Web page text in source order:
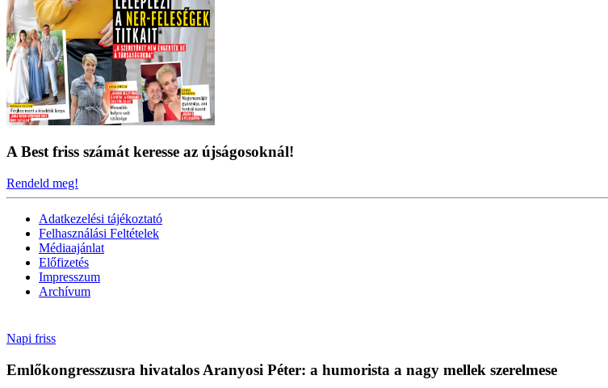
A Best friss számát keresse az újságosoknál!
Rendeld meg!
Adatkezelési tájékoztató
Felhasználási Feltételek
Médiaajánlat
Előfizetés
Impresszum
Archívum
Napi friss
Emlőkongresszusra hivatalos Aranyosi Péter: a humorista a nagy mellek szerelmese